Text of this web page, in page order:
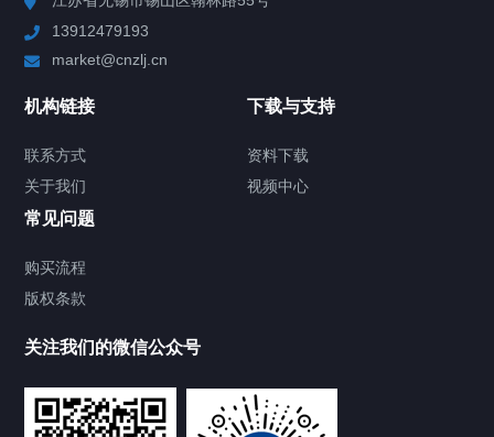
Chiller高精度制冷循环器
TCU温度控制单元
Chiller气体控温系统
Chamber试验箱
13912479193
market@cnzlj.cn
机构链接
联系方式
关于我们
下载与支持
资料下载
视频中心
常见问题
购买流程
版权条款
关注我们的微信公众号